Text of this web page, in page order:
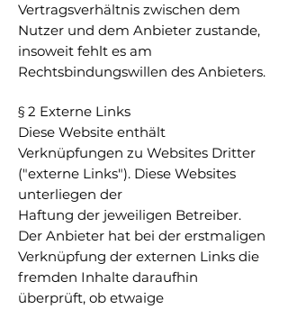
Vertragsverhältnis zwischen dem
Nutzer und dem Anbieter zustande,
insoweit fehlt es am
Rechtsbindungswillen des Anbieters.
§ 2 Externe Links
Diese Website enthält
Verknüpfungen zu Websites Dritter
("externe Links"). Diese Websites
unterliegen der
Haftung der jeweiligen Betreiber.
Der Anbieter hat bei der erstmaligen
Verknüpfung der externen Links die
fremden Inhalte daraufhin
überprüft, ob etwaige